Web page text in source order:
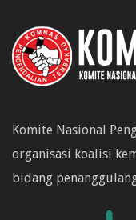
Komite Nasional
organisasi koalisi
bidang